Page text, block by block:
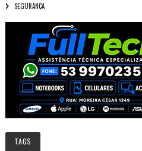
SEGURANÇA
TAGS